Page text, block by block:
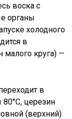
воска с
органы
холодного
в
малого круга) —
в
церезин
(верхний)